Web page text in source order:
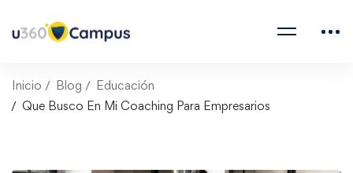
Inicio Blog
Educación
Que Busco En Mi Coaching Para Empresarios